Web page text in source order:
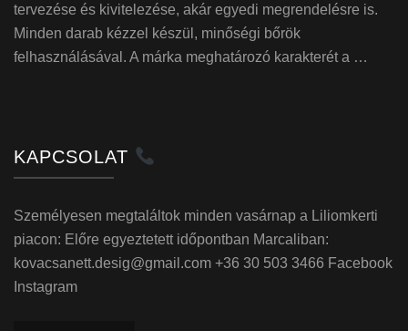
tervezése és kivitelezése, akár egyedi megrendelésre is.
Minden darab kézzel készül, minőségi bőrök
felhasználásával. A márka meghatározó karakterét a …
KAPCSOLAT
Személyesen megtaláltok minden vasárnap a Liliomkerti
piacon: Előre egyeztetett időpontban Marcaliban:
kovacsanett.desig@gmail.com +36 30 503 3466 Facebook
Instagram